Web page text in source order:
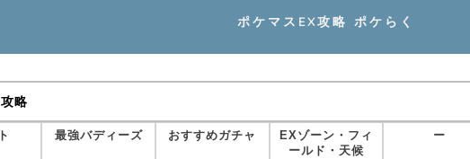
ポケマスEX攻略 ポケらく
略
最強バディーズ おすすめガチャ
EXゾーン・フィ
ールド・天候
ー